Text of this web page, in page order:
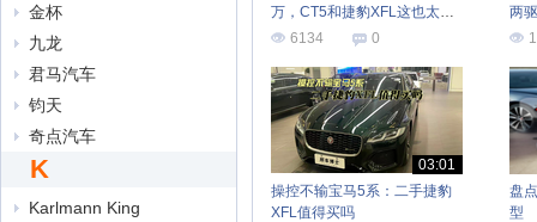
金杯
九龙
君马汽车
钧天
奇点汽车
K
Karlmann King
万，CT5和捷豹XFL这也太卷
了！6134 0
两
03:01
操控不输宝马5系：二手捷豹
XFL值得买吗
盘
型